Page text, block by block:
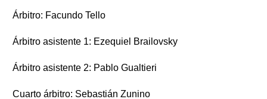
Árbitro: Facundo Tello
Árbitro asistente 1: Ezequiel Brailovsky
Árbitro asistente 2: Pablo Gualtieri
Cuarto árbitro: Sebastián Zunino